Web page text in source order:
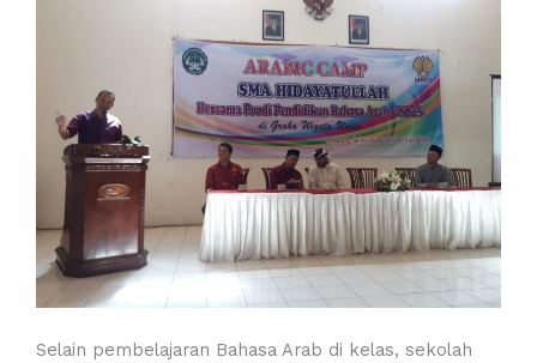
Selain pembelajaran Bahasa Arab di kelas, sekolah